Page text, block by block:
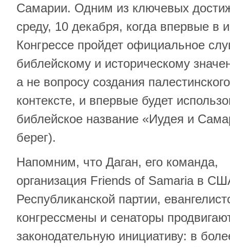
Самарии. Одним из ключевых
среду, 10 декабря, когда впервые в
Конгрессе пройдет официальное
библейскому и историческому
а не вопросу создания
контексте, и впервые будет
библейское название «Иудея и
берег).
Напомним, что Даган, его команда,
организация Friends of Samaria в
Республиканской партии,
конгрессмены и сенаторы
законодательную инициативу: в